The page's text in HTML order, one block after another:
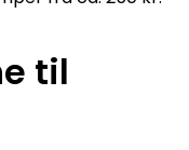
til